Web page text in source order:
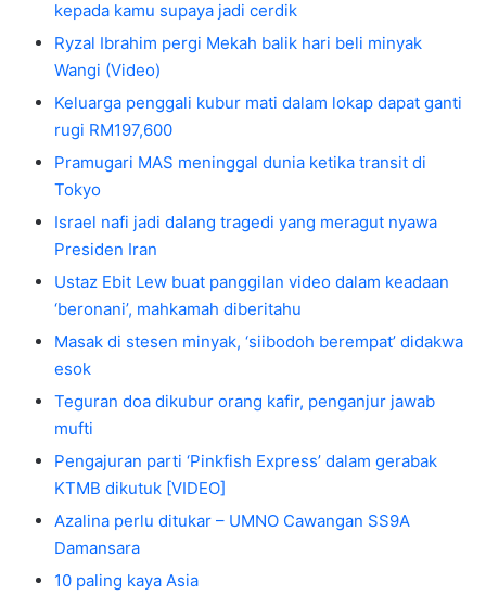
kepada kamu supaya jadi cerdik
Ryzal Ibrahim pergi Mekah balik hari beli minyak
Wangi (Video)
Keluarga penggali kubur mati dalam lokap dapat ganti
rugi RM197,600
Pramugari MAS meninggal dunia ketika transit di
Tokyo
Israel nafi jadi dalang tragedi yang meragut nyawa
Presiden Iran
Ustaz Ebit Lew buat panggilan video dalam keadaan
‘beronani’, mahkamah diberitahu
Masak di stesen minyak, ‘siibodoh berempat’ didakwa
esok
Teguran doa dikubur orang kafir, penganjur jawab
mufti
Pengajuran parti ‘Pinkfish Express’ dalam gerabak
KTMB dikutuk [VIDEO]
Azalina perlu ditukar – UMNO Cawangan SS9A
Damansara
10 paling kaya Asia